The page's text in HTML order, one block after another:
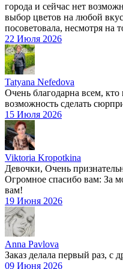
города и сейчас нет
выбор цветов на любой
посоветовала, несмотря
22 Июля 2026
Tatyana Nefedova
Очень благодарна всем,
возможность сделать
15 Июля 2026
Viktoria Kropotkina
Девочки, Очень
Огромное спасибо вам: За
вам!
19 Июня 2026
Anna Pavlova
Заказ делала первый раз, с
09 Июня 2026